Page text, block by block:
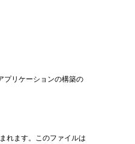
プリケーションの構築の
れます。このファイルは